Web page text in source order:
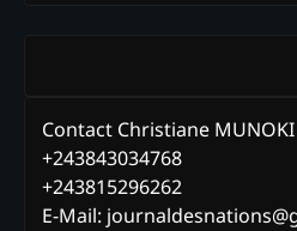
Contact Christiane MUNOKI
+243843034768
+243815296262
E-Mail: